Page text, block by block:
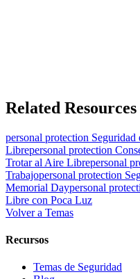
Related Resources
personal protection Seguridad
Librepersonal protection
Trotar al Aire Librepersonal
Trabajopersonal protection
Memorial Daypersonal
Libre con Poca Luz
Volver a Temas
Recursos
Temas de Seguridad